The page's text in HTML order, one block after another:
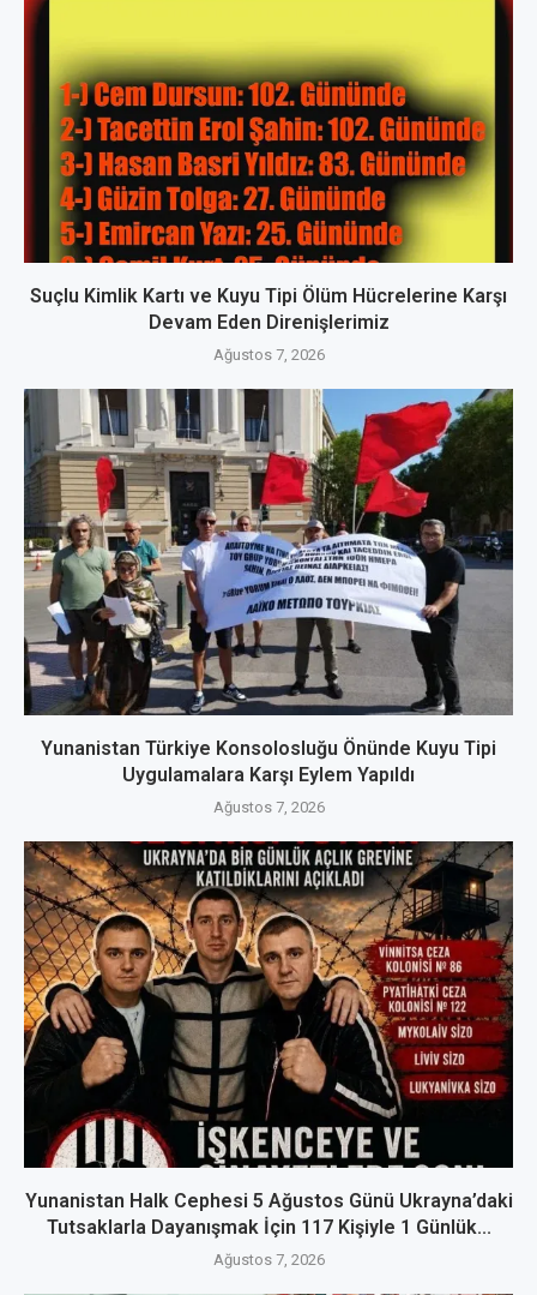
Suçlu Kimlik Kartı ve Kuyu Tipi Ölüm Hücrelerine Karşı
Devam Eden Direnişlerimiz
Ağustos 7, 2026
Yunanistan Türkiye Konsolosluğu Önünde Kuyu Tipi
Uygulamalara Karşı Eylem Yapıldı
Ağustos 7, 2026
Yunanistan Halk Cephesi 5 Ağustos Günü Ukrayna’daki
Tutsaklarla Dayanışmak İçin 117 Kişiyle 1 Günlük...
Ağustos 7, 2026